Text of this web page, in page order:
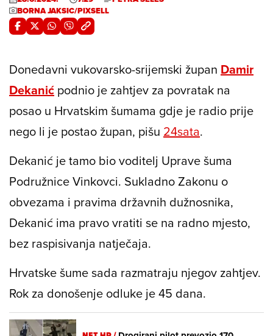
BORNA JAKSIC/PIXSELL
Donedavni vukovarsko-srijemski župan Damir
Dekanić podnio je zahtjev za povratak na
posao u Hrvatskim šumama gdje je radio prije
nego li je postao župan, pišu 24sata.
Dekanić je tamo bio voditelj Uprave šuma
Podružnice Vinkovci. Sukladno Zakonu o
obvezama i pravima državnih dužnosnika,
Dekanić ima pravo vratiti se na radno mjesto,
bez raspisivanja natječaja.
Hrvatske šume sada razmatraju njegov zahtjev.
Rok za donošenje odluke je 45 dana.